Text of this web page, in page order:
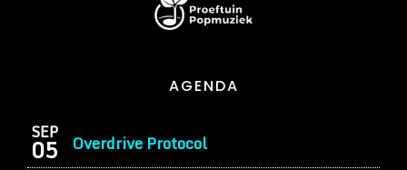
AGENDA
SEP
05 Overdrive Protocol